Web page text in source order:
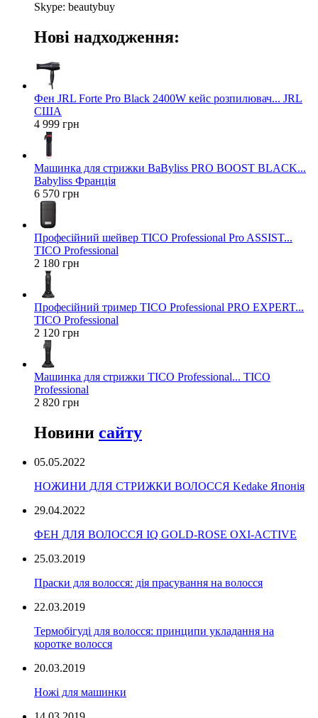
Skype: beautybuy
Нові надходження:
Фен JRL Forte Pro Black 2400W кейс розпилювач... JRL
США
4 999 грн
Машинка для стрижки BaByliss PRO BOOST BLACK...
Babyliss Франція
6 570 грн
Професійний шейвер TICO Professional Pro ASSIST...
TICO Professional
2 180 грн
Професійний тример TICO Professional PRO EXPERT...
TICO Professional
2 120 грн
Машинка для стрижки TICO Professional... TICO
Professional
2 820 грн
Новини сайту
05.05.2022
НОЖИНИ ДЛЯ СТРИЖКИ ВОЛОССЯ Kedake Японія
29.04.2022
ФЕН ДЛЯ ВОЛОССЯ IQ GOLD-ROSE OXI-ACTIVE
25.03.2019
Праски для волосся: дія прасування на волосся
22.03.2019
Термобігуді для волосся: принципи укладання на
коротке волосся
20.03.2019
Ножі для машинки